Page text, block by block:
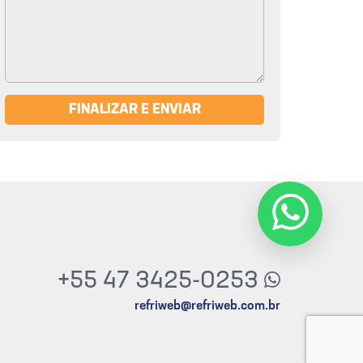
FINALIZAR E ENVIAR
+55 47 3425-0253
refriweb@refriweb.com.br